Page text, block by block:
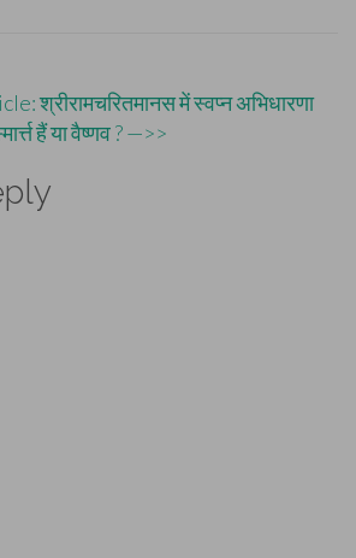
श्रीरामचरितमानस में स्वप्न अभिधारणा
हैं या वैष्णव ? —>>